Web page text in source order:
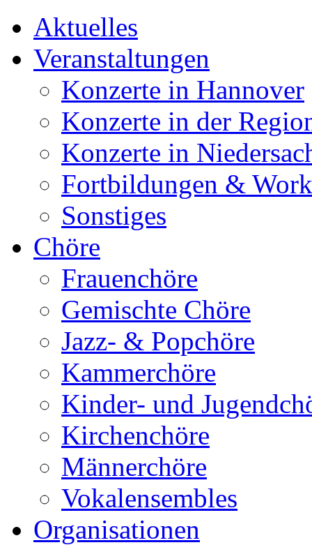
Aktuelles
Veranstaltungen
Konzerte in Hannover
Konzerte in der
Konzerte in
Fortbildungen &
Sonstiges
Chöre
Frauenchöre
Gemischte Chöre
Jazz- & Popchöre
Kammerchöre
Kinder- und
Kirchenchöre
Männerchöre
Vokalensembles
Organisationen